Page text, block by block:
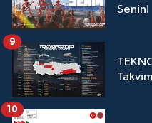
Senin!
9
10